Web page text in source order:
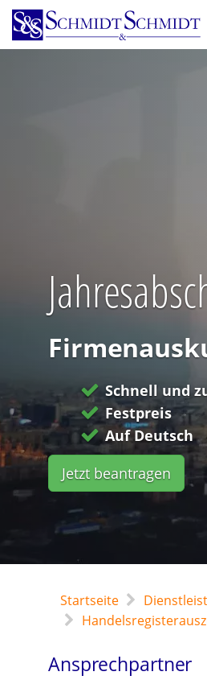
Direkt
zum
Inhalt
Schnell und
Festpreis
Auf Deutsch
Jetzt beantragen
Startseite
Ansprechpartner